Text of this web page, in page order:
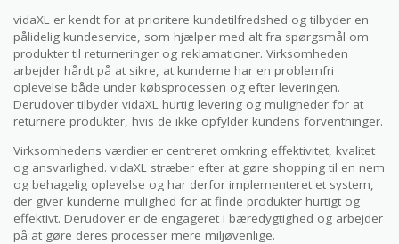
vidaXL er kendt for at prioritere kundetilfredshed og tilbyder en
pålidelig kundeservice, som hjælper med alt fra spørgsmål om
produkter til returneringer og reklamationer. Virksomheden
arbejder hårdt på at sikre, at kunderne har en problemfri
oplevelse både under købsprocessen og efter leveringen.
Derudover tilbyder vidaXL hurtig levering og muligheder for at
returnere produkter, hvis de ikke opfylder kundens forventninger.
Virksomhedens værdier er centreret omkring effektivitet, kvalitet
og ansvarlighed. vidaXL stræber efter at gøre shopping til en nem
og behagelig oplevelse og har derfor implementeret et system,
der giver kunderne mulighed for at finde produkter hurtigt og
effektivt. Derudover er de engageret i bæredygtighed og arbejder
på at gøre deres processer mere miljøvenlige.